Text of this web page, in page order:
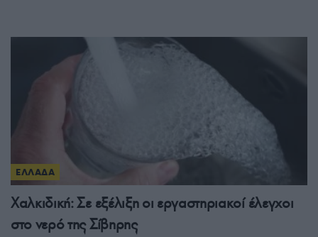
ΕΛΛΑΔΑ
Χαλκιδική: Σε εξέλιξη οι εργαστηριακοί έλεγχοι
στο νερό της Σίβηρης